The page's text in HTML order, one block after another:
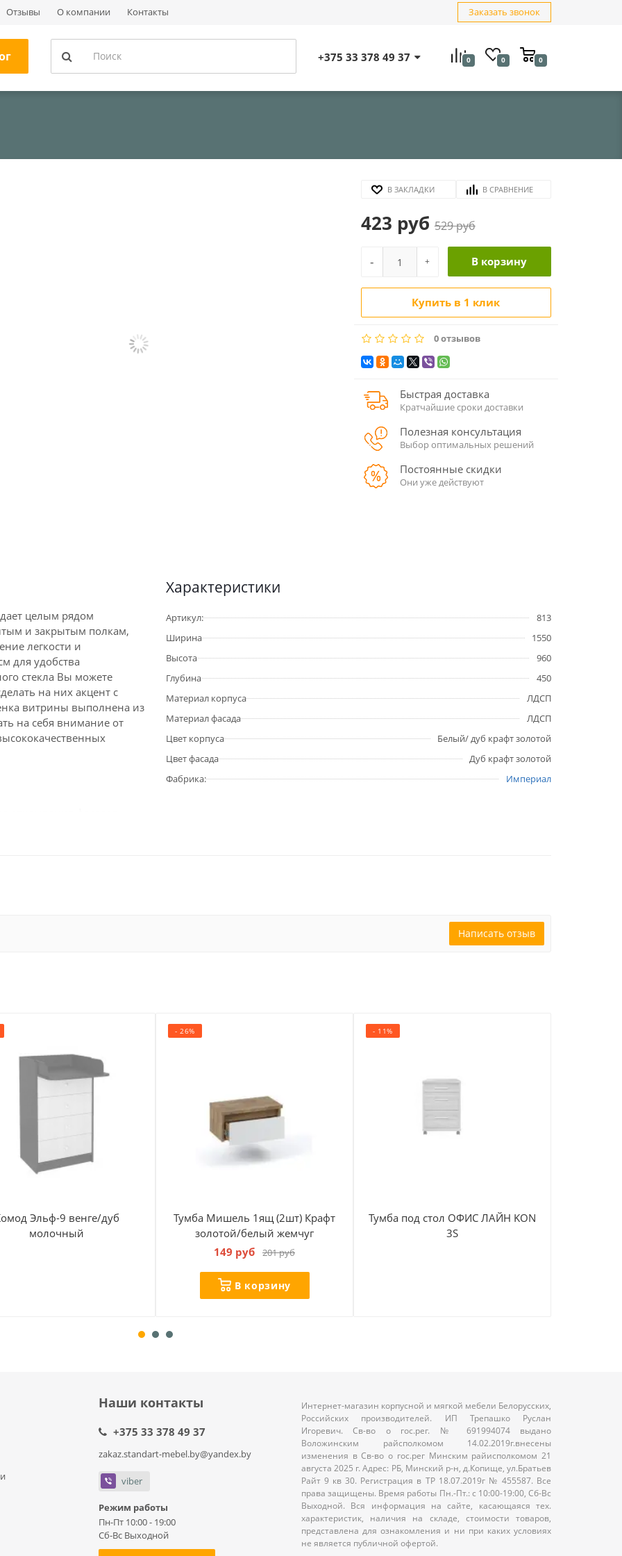
Отзывы О компании Контакты Заказать звонок
+375 33 378 49 37 0 0 0
В ЗАКЛАДКИ В СРАВНЕНИЕ
423 руб 529 руб
+
- В корзину
Купить в 1 клик
0 отзывов
Быстрая доставка
Кратчайшие сроки доставки
Полезная консультация
Выбор оптимальных решений
Постоянные скидки
Они уже действуют
целым рядом
и закрытым полкам,
легкости и
для удобства
стекла Вы можете
на них акцент с
витрины выполнена из
на себя внимание от
открывания фасадов.
цоколю и
за стенку.
ХДФ
свойствами которого
здоровья.
Характеристики
Артикул:
813
Ширина
1550
Высота
960
Глубина
450
Материал корпуса
ЛДСП
Материал фасада
ЛДСП
Цвет корпуса
Белый/ дуб крафт золотой
Цвет фасада
Дуб крафт золотой
Фабрика:
Империал
Написать отзыв
Эльф-9 венге/дуб
молочный
- 26%
Тумба Мишель 1ящ (2шт) Крафт
золотой/белый жемчуг
149 руб
201 руб
В корзину
- 11%
Тумба под стол ОФИС ЛАЙН KON
3S
Наши контакты
+375 33 378 49 37
zakaz.standart-mebel.by@yandex.by
viber
Режим работы
Пн-Пт 10:00 - 19:00
Сб-Вс Выходной
Интернет-магазин корпусной и мягкой мебели Белорусских,
Российских производителей. ИП Трепашко Руслан
Игоревич. Св-во о гос.рег. № 691994074 выдано
Воложинским райсполкомом 14.02.2019г.внесены
изменения в Св-во о гос.рег Минским райисполкомом 21
августа 2025 г. Адрес: РБ, Минский р-н, д.Копище, ул.Братьев
Райт 9 кв 30. Регистрация в ТР 18.07.2019г № 455587. Все
права защищены. Время работы Пн.-Пт.: с 10:00-19:00, Сб-Вс
Выходной. Вся информация на сайте, касающаяся тех.
характеристик, наличия на складе, стоимости товаров,
представлена для ознакомления и ни при каких условиях
не является публичной офертой.